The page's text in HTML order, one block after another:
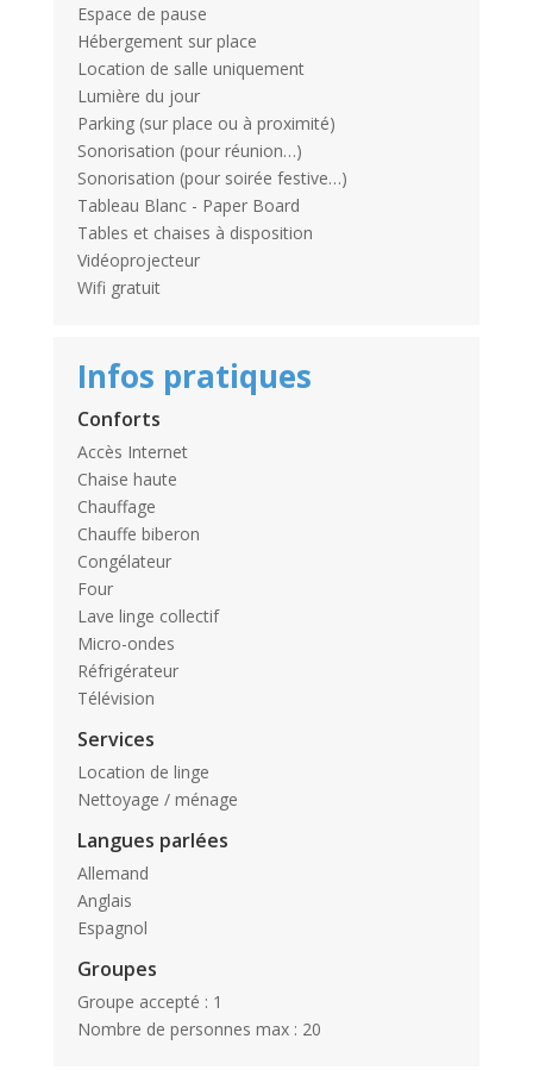
Espace de pause
Hébergement sur place
Location de salle uniquement
Lumière du jour
Parking (sur place ou à proximité)
Sonorisation (pour réunion…)
Sonorisation (pour soirée festive…)
Tableau Blanc - Paper Board
Tables et chaises à disposition
Vidéoprojecteur
Wifi gratuit
Infos pratiques
Conforts
Accès Internet
Chaise haute
Chauffage
Chauffe biberon
Congélateur
Four
Lave linge collectif
Micro-ondes
Réfrigérateur
Télévision
Services
Location de linge
Nettoyage / ménage
Langues parlées
Allemand
Anglais
Espagnol
Groupes
Groupe accepté : 1
Nombre de personnes max : 20